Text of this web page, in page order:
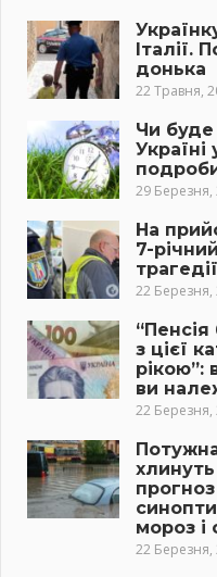
Італії.
донька
22 Травня,
Чи буде
Україні
29 Березня,
На
7-
трагедії
22 Березня,
з цієї
рікою”:
ви
22 Березня,
мороз і
22 Березня,